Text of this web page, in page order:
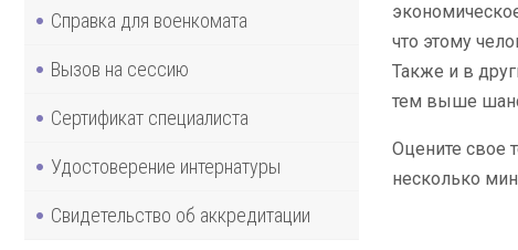
Справка для военкомата
Вызов на сессию
Сертификат специалиста
Удостоверение интернатуры
Свидетельство об аккредитации
что этому
Также и в
тем выше
Оцените свое
несколько